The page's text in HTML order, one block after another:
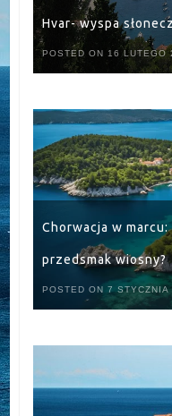
Hvar- wyspa
POSTED ON 16 LUTEGO
Chorwacja w
przedsmak wiosny?
POSTED ON 7 STYCZNIA